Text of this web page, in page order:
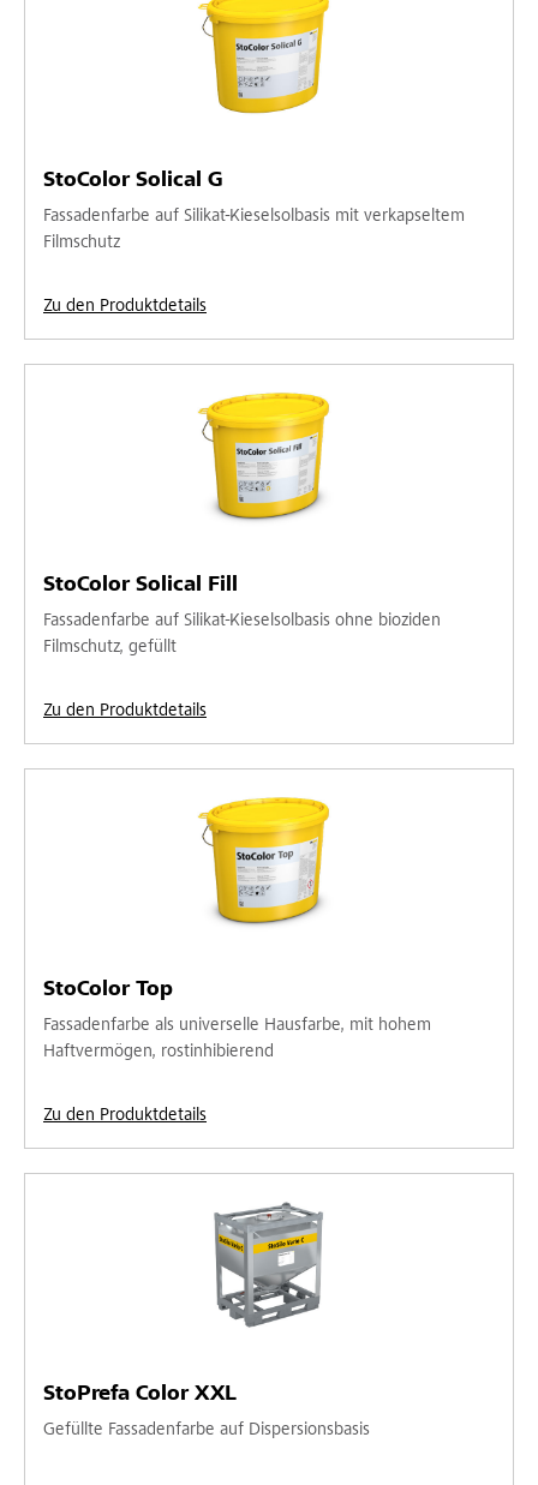
StoColor Solical G
Fassadenfarbe auf Silikat-Kieselsolbasis mit verkapseltem
Filmschutz
Zu den Produktdetails
StoColor Solical Fill
Fassadenfarbe auf Silikat-Kieselsolbasis ohne bioziden
Filmschutz, gefüllt
Zu den Produktdetails
StoColor Top
Fassadenfarbe als universelle Hausfarbe, mit hohem
Haftvermögen, rostinhibierend
Zu den Produktdetails
StoPrefa Color XXL
Gefüllte Fassadenfarbe auf Dispersionsbasis